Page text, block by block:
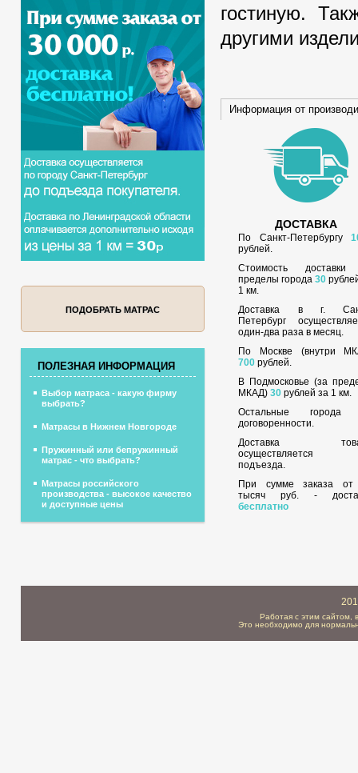
гостиную.
другими
Информация от
ДОСТАВКА
По Санкт-Петербургу
рублей.
Стоимость
пределы города30
1 км.
Доставка в г.
Петербург
один-два раза в месяц.
По Москве (внутри
700 рублей.
В Подмосковье (за
МКАД)30 рублей за 1 км.
Остальные города
договоренности.
Доставка
осуществляется
подъезда.
При сумме заказа
тысяч руб. -
бесплатно
ПОДОБРАТЬ МАТРАС
ПОЛЕЗНАЯ ИНФОРМАЦИЯ
Выбор матраса - какую фирму
выбрать?
Матрасы в Нижнем Новгороде
Пружинный или бепружинный
матрас - что выбрать?
Матрасы российского
производства - высокое качество
и доступные цены
Работая с этим сайтом,
Это необходимо для